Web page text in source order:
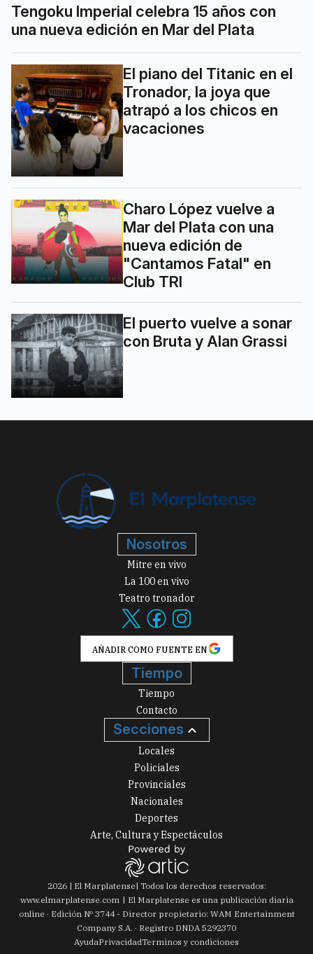
Tengoku Imperial celebra 15 años con
una nueva edición en Mar del Plata
El piano del Titanic en el
Tronador, la joya que
atrapó a los chicos en
vacaciones
Charo López vuelve a
Mar del Plata con una
nueva edición de
"Cantamos Fatal" en
Club TRI
El puerto vuelve a sonar
con Bruta y Alan Grassi
Nosotros
Mitre en vivo
La 100 en vivo
Teatro tronador
AÑADIR COMO FUENTE EN
Tiempo
Tiempo
Contacto
Secciones
Locales
Policiales
Provinciales
Nacionales
Deportes
Arte, Cultura y Espectáculos
2026| El Marplatense| Todos los derechos reservados:
www.elmarplatense.com
El Marplatense es una publicación diaria
online · Edición Nº 3744- Director propietario: WAM Entertainment
Company S.A. · Registro DNDA 5292370
AyudaPrivacidadTerminos y condiciones